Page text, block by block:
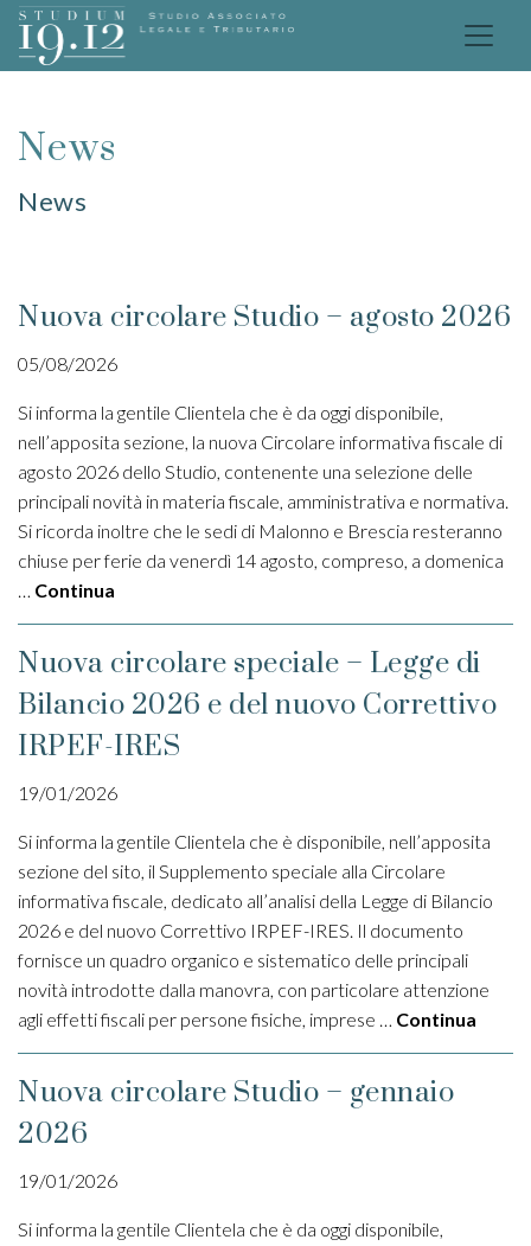
News
News
Nuova circolare Studio – agosto 2026
05/08/2026
Si informa la gentile Clientela che è da oggi disponibile,
nell’apposita sezione, la nuova Circolare informativa fiscale di
agosto 2026 dello Studio, contenente una selezione delle
principali novità in materia fiscale, amministrativa e normativa.
Si ricorda inoltre che le sedi di Malonno e Brescia resteranno
chiuse per ferie da venerdì 14 agosto, compreso, a domenica
… Continua
Nuova circolare speciale – Legge di
Bilancio 2026 e del nuovo Correttivo
IRPEF-IRES
19/01/2026
Si informa la gentile Clientela che è disponibile, nell’apposita
sezione del sito, il Supplemento speciale alla Circolare
informativa fiscale, dedicato all’analisi della Legge di Bilancio
2026 e del nuovo Correttivo IRPEF-IRES. Il documento
fornisce un quadro organico e sistematico delle principali
novità introdotte dalla manovra, con particolare attenzione
agli effetti fiscali per persone fisiche, imprese … Continua
Nuova circolare Studio – gennaio
2026
19/01/2026
Si informa la gentile Clientela che è da oggi disponibile,